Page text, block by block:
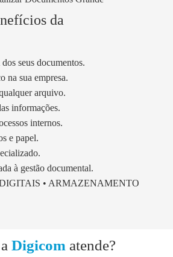
da
seus documentos.
na sua empresa.
arquivo.
informações.
internos.
e papel.
à gestão documental.
• ARMAZENAMENTO
Digicom atende?